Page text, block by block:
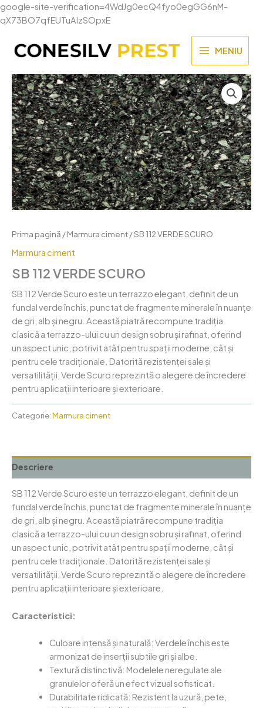
google-site-verification=4WdJg0ecQ4fyo0egGG6nM-
qX73BO7qfEUTuAIzSOpxESkip
content
MENU
MENIU
Prima pagină /Marmura ciment/ SB 112 VERDE SCURO
Marmura ciment
SB 112 VERDE SCURO
SB 112 Verde Scuro este un terrazzo elegant, definit de un
fundal verde închis, punctat de fragmente minerale în nuanțe
de gri, alb și negru. Această piatră recompune tradiția
clasică a terrazzo-ului cu un design sobru și rafinat, oferind
un aspect unic, potrivit atât pentru spații moderne, cât și
pentru cele tradiționale. Datorită rezistenței sale și
versatilității, Verde Scuro reprezintă o alegere de încredere
pentru aplicații interioare și exterioare.
Categorie:Marmura ciment
Descriere
SB 112 Verde Scuro este un terrazzo elegant, definit de un
fundal verde închis, punctat de fragmente minerale în nuanțe
de gri, alb și negru. Această piatră recompune tradiția
clasică a terrazzo-ului cu un design sobru și rafinat, oferind
un aspect unic, potrivit atât pentru spații moderne, cât și
pentru cele tradiționale. Datorită rezistenței sale și
versatilității, Verde Scuro reprezintă o alegere de încredere
pentru aplicații interioare și exterioare.
Caracteristici:
Culoare intensă și naturală: Verdele închis este
armonizat de inserții subtile gri și albe.
Textură distinctivă: Modelele neregulate ale
granulelor oferă un efect vizual sofisticat.
Durabilitate ridicată: Rezistent la uzură, pete,